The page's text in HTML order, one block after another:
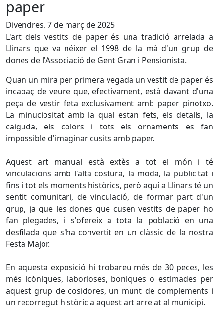
paper
Divendres, 7 de març de 2025
L'art dels vestits de paper és una tradició arrelada a
Llinars que va néixer el 1998 de la mà d'un grup de
dones de l'Associació de Gent Gran i Pensionista.
Quan un mira per primera vegada un vestit de paper és
incapaç de veure que, efectivament, està davant d'una
peça de vestir feta exclusivament amb paper pinotxo.
La minuciositat amb la qual estan fets, els detalls, la
caiguda, els colors i tots els ornaments es fan
impossible d'imaginar cusits amb paper.
Aquest art manual està extès a tot el món i té
vinculacions amb l'alta costura, la moda, la publicitat i
fins i tot els moments històrics, però aquí a Llinars té un
sentit comunitari, de vinculació, de formar part d'un
grup, ja que les dones que cusen vestits de paper ho
fan plegades, i s'ofereix a tota la població en una
desfilada que s'ha convertit en un clàssic de la nostra
Festa Major.
En aquesta exposició hi trobareu més de 30 peces, les
més icòniques, laborioses, boniques o estimades per
aquest grup de cosidores, un munt de complements i
un recorregut històric a aquest art arrelat al municipi.